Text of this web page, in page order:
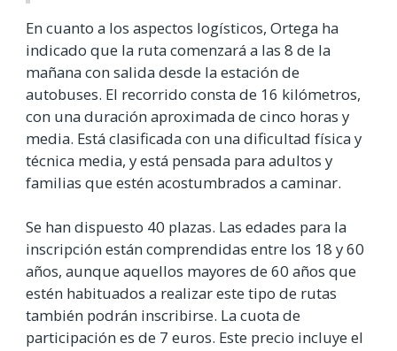
En cuanto a los aspectos logísticos, Ortega ha
indicado que la ruta comenzará a las 8 de la
mañana con salida desde la estación de
autobuses. El recorrido consta de 16 kilómetros,
con una duración aproximada de cinco horas y
media. Está clasificada con una dificultad física y
técnica media, y está pensada para adultos y
familias que estén acostumbrados a caminar.
Se han dispuesto 40 plazas. Las edades para la
inscripción están comprendidas entre los 18 y 60
años, aunque aquellos mayores de 60 años que
estén habituados a realizar este tipo de rutas
también podrán inscribirse. La cuota de
participación es de 7 euros. Este precio incluye el